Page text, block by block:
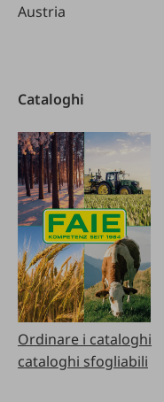
Austria
Cataloghi
Ordinare i cataloghi
cataloghi sfogliabili